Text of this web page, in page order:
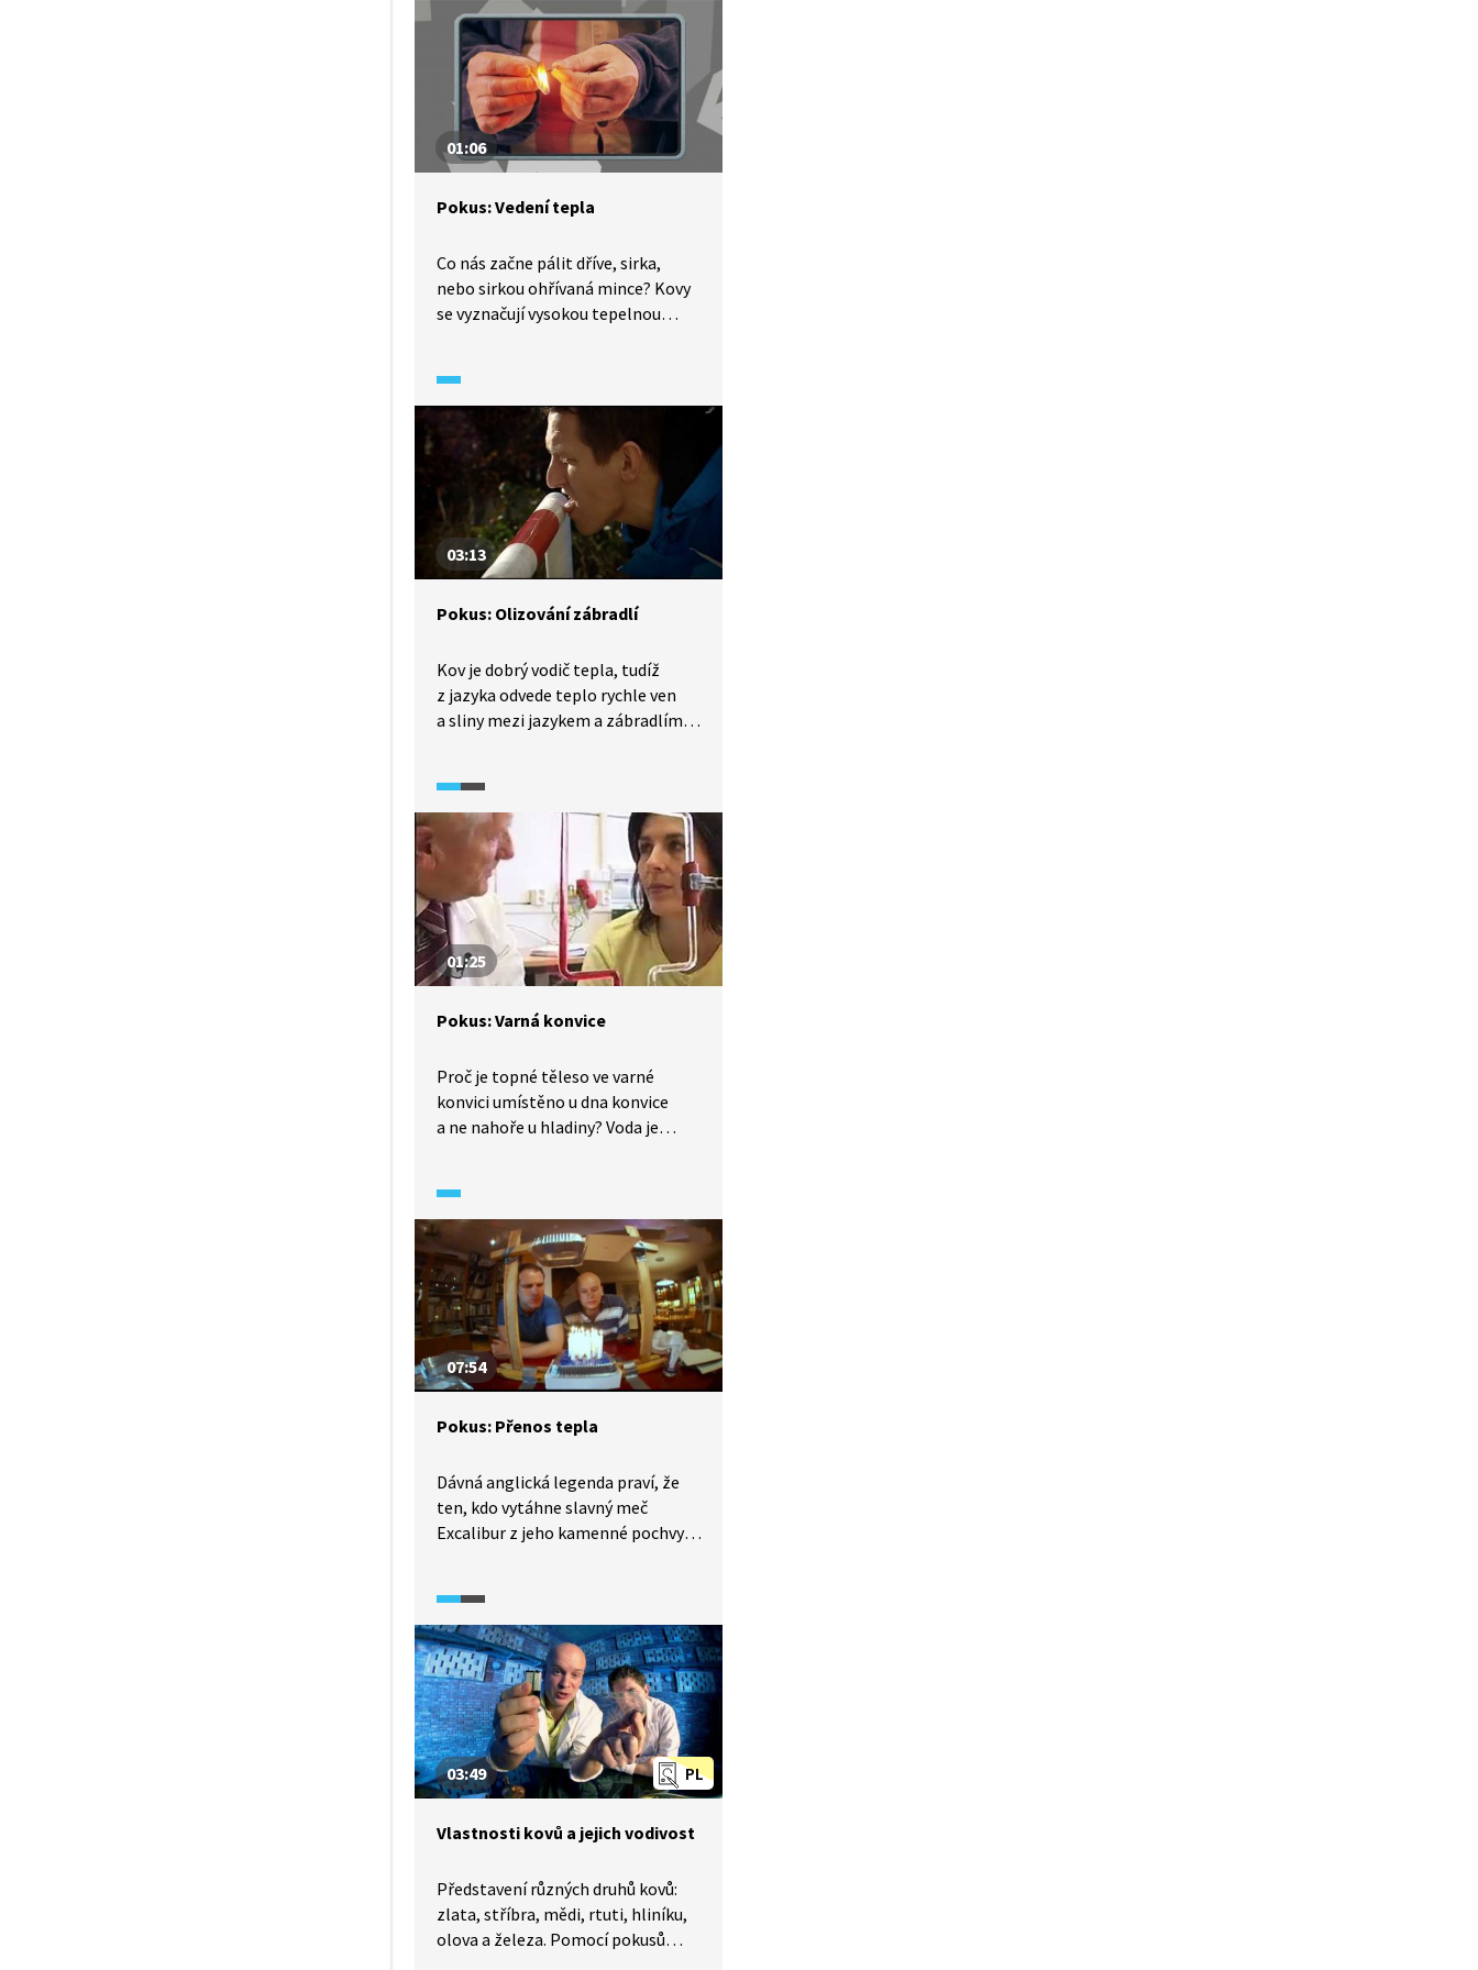
má vysokou tepelnou vodivost,
proto většinu tepelné energie
plamene odvede samotná tyčka.
01:06
Pokus: Vedení tepla
Co nás začne pálit dříve, sirka,
nebo sirkou ohřívaná mince? Kovy
se vyznačují vysokou tepelnou
zase dobrým tepelným izolantem.
03:13
Pokus: Olizování zábradlí
Kov je dobrý vodič tepla, tudíž
z jazyka odvede teplo rychle ven
a sliny mezi jazykem a zábradlím
podobný pokus udělali s plastem
nebo se dřevem, tak se ke kovu
nepřilepí, jelikož plast a dřevo jsou
špatné tepelné vodiče.
01:25
Pokus: Varná konvice
Proč je topné těleso ve varné
konvici umístěno u dna konvice
a ne nahoře u hladiny? Voda je
bychom uvedli všechnu vodu
do varu. Dalším pokusem si
dokážeme, že v zahřívané vodě
proudí teplo samovolně zezdola
nahoru.
07:54
Pokus: Přenos tepla
Dávná anglická legenda praví, že
ten, kdo vytáhne slavný meč
Excalibur z jeho kamenné pochvy,
že napoví mladému Artušovi, jak
na to. Vysvětlí nám, co je to přenos
tepla a čím jej lze ovlivnit. Ukáže
nám také několik experimentů,
na nichž svá tvrzení dokáže.
PL
03:49
Vlastnosti kovů a jejich vodivost
Představení různých druhů kovů:
zlata, stříbra, mědi, rtuti, hliníku,
olova a železa. Pomocí pokusů